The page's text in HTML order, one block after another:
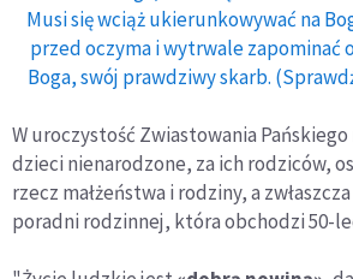
Musi się wciąż ukierunkowywać na
przed oczyma i wytrwale zapominać
Boga, swój prawdziwy skarb.
W uroczystość Zwiastowania
dzieci nienarodzone, za ich rodziców,
rzecz małżeństwa i rodziny, a
poradni rodzinnej, która obchodzi 50-